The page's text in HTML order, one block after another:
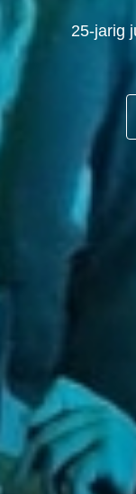
25-jarig